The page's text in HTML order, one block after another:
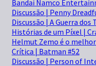
Bandai Namco
Discussão | Penny
Discussão | A Guerra dos
Histórias de um Píxel |
Helmut Zemo é o melhor
Crítica | Batman #52
Discussão | Person of